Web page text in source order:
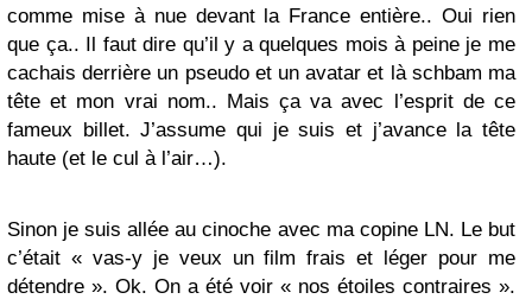
comme mise à nue devant la France entière.. Oui rien
que ça.. Il faut dire qu’il y a quelques mois à peine je me
cachais derrière un pseudo et un avatar et là schbam ma
tête et mon vrai nom.. Mais ça va avec l’esprit de ce
fameux billet. J’assume qui je suis et j’avance la tête
haute (et le cul à l’air…).
Sinon je suis allée au cinoche avec ma copine LN. Le but
c’était « vas-y je veux un film frais et léger pour me
détendre ». Ok. On a été voir « nos étoiles contraires ».